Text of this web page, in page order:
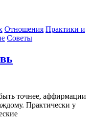
Отношения Практики и
Советы
точнее, аффирмации
Практически у